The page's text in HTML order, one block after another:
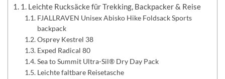
1. Leichte Rucksäcke für Trekking, Backpacker & Reise
FJALLRAVEN Unisex Abisko Hike Foldsack Sports
backpack
Osprey Kestrel 38
Exped Radical 80
Sea to Summit Ultra-Sil® Dry Day Pack
Leichte faltbare Reisetasche